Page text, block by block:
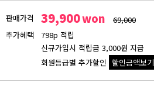
판매가격 39,900won
69,000
추가혜택
798p 적립
신규가입시 적립금 3,000원 지급
회원등급별 추가할인 할인금액보기
회원등급 할인가